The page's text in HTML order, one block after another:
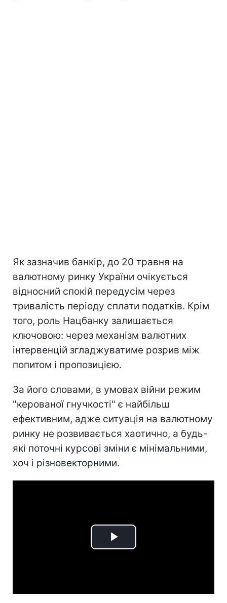
Як зазначив банкір, до 20 травня на
валютному ринку України очікується
відносний спокій передусім через
тривалість періоду сплати податків. Крім
того, роль Нацбанку залишається
ключовою: через механізм валютних
інтервенцій згладжуватиме розрив між
попитом і пропозицією.
За його словами, в умовах війни режим
"керованої гнучкості" є найбільш
ефективним, адже ситуація на валютному
ринку не розвивається хаотично, а будь-
які поточні курсові зміни є мінімальними,
хоч і різновекторними.
Play